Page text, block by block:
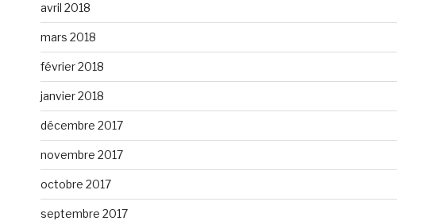
avril 2018
mars 2018
février 2018
janvier 2018
décembre 2017
novembre 2017
octobre 2017
septembre 2017